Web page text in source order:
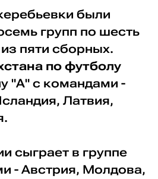
были
групп по шесть
пяти сборных.
по футболу
"А" с командами -
Латвия,
сыграет в группе
- Австрия, Молдова,